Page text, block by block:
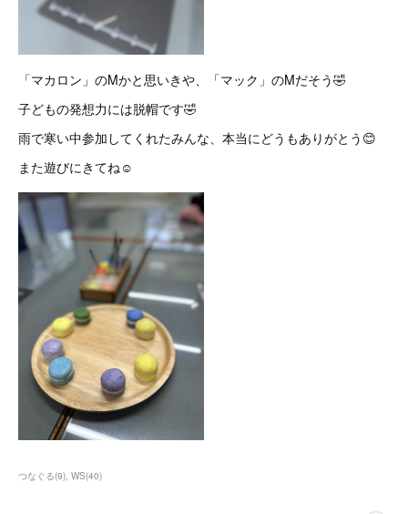
「マカロン」のMかと思いきや、「マック」のMだそう🤣
子どもの発想力には脱帽です🤣
雨で寒い中参加してくれたみんな、本当にどうもありがとう😊
また遊びにきてね☺️
つなぐる(9) WS(40)